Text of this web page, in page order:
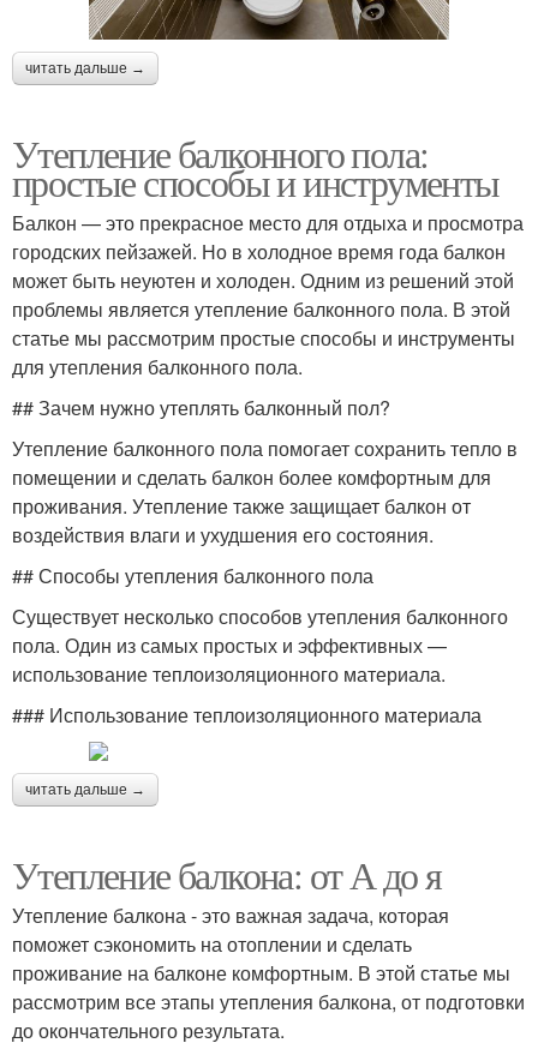
читать дальше →
Утепление балконного пола:
простые способы и инструменты
Балкон — это прекрасное место для отдыха и просмотра
городских пейзажей. Но в холодное время года балкон
может быть неуютен и холоден. Одним из решений этой
проблемы является утепление балконного пола. В этой
статье мы рассмотрим простые способы и инструменты
для утепления балконного пола.
## Зачем нужно утеплять балконный пол?
Утепление балконного пола помогает сохранить тепло в
помещении и сделать балкон более комфортным для
проживания. Утепление также защищает балкон от
воздействия влаги и ухудшения его состояния.
## Способы утепления балконного пола
Существует несколько способов утепления балконного
пола. Один из самых простых и эффективных —
использование теплоизоляционного материала.
### Использование теплоизоляционного материала
читать дальше →
Утепление балкона: от А до я
Утепление балкона - это важная задача, которая
поможет сэкономить на отоплении и сделать
проживание на балконе комфортным. В этой статье мы
рассмотрим все этапы утепления балкона, от подготовки
до окончательного результата.